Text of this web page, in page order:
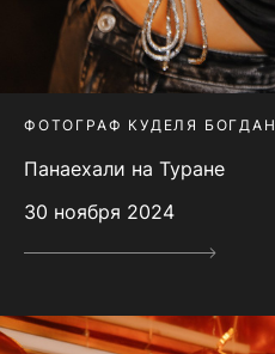
ФОТОГРАФ КУДЕЛЯ БОГДАН
Панаехали на Туране
30 ноября 2024